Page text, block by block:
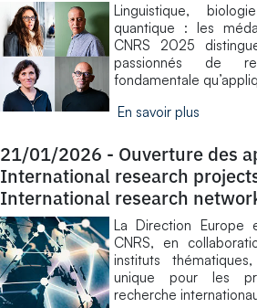
Linguistique,
quantique : les
CNRS 2025
passionnés de
fondamentale
En savoir plus
21/01/2026 - Ouverture des
International research
International research
La Direction Europe
CNRS, en
instituts
unique pour les
recherche